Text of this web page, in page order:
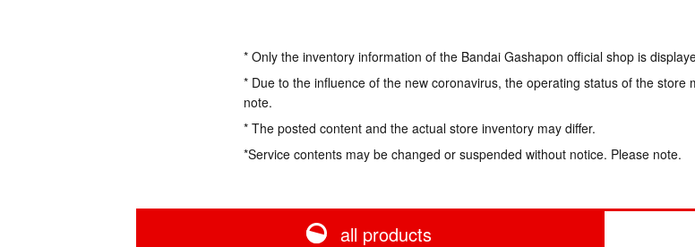
* Only the inventory information of the Bandai Gashapon official shop is
* Due to the influence of the new coronavirus, the operating status of the store
note.
* The posted content and the actual store inventory may differ.
*Service contents may be changed or suspended without notice. Please note.
all products